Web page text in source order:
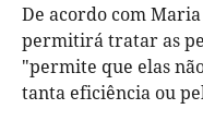
De acordo com
permitirá tratar as
"permite que elas
tanta eficiência ou